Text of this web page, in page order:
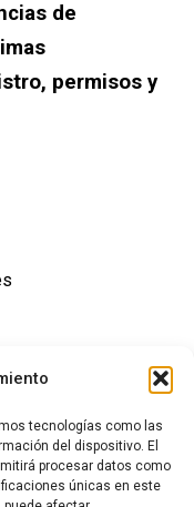
tecnologías como las
del dispositivo. El
procesar datos como
únicas en este
de
permisos y